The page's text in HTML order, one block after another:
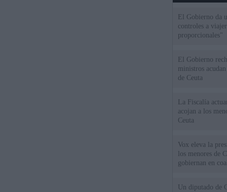
El Gobierno da
controles a
proporcionales"
El Gobierno
ministros
de Ceuta
La Fiscalía
acojan a los
Ceuta
Vox eleva la
los menores de
gobiernan en
Un diputado de